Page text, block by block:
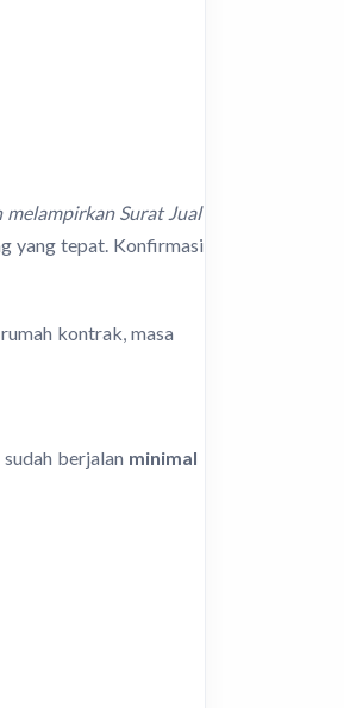
melampirkan Surat Jual
yang tepat. Konfirmasi
kontrak, masa
berjalan minimal